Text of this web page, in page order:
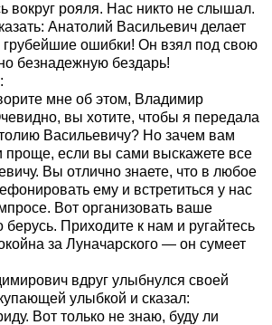
вокруг рояля. Нас никто не слышал.
Анатолий Васильевич делает
грубейшие ошибки! Он взял под свою
безнадежную бездарь!
мне об этом, Владимир
вы хотите, чтобы я передала
Васильевичу? Но зачем вам
проще, если вы сами выскажете все
Вы отлично знаете, что в любое
ему и встретиться у нас
Вот организовать ваше
берусь. Приходите к нам и ругайтесь
за Луначарского — он сумеет
вдруг улыбнулся своей
улыбкой и сказал:
Вот только не знаю, буду ли